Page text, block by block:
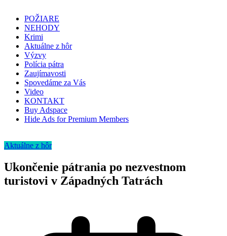
POŽIARE
NEHODY
Krimi
Aktuálne z hôr
Výzvy
Polícia pátra
Zaujímavosti
Spovedáme za Vás
Video
KONTAKT
Buy Adspace
Hide Ads for Premium Members
Aktuálne z hôr
Ukončenie pátrania po nezvestnom
turistovi v Západných Tatrách